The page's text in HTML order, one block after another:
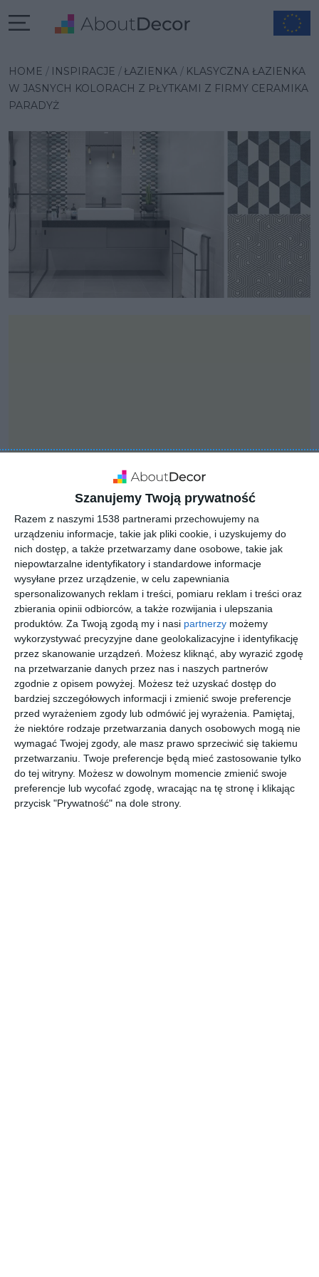
Szanujemy Twoją prywatność
Razem z naszymi 1538 partnerami przechowujemy na
urządzeniu informacje, takie jak pliki cookie, i uzyskujemy do
nich dostęp, a także przetwarzamy dane osobowe, takie jak
niepowtarzalne identyfikatory i standardowe informacje
wysyłane przez urządzenie, w celu zapewniania
spersonalizowanych reklam i treści, pomiaru reklam i treści oraz
zbierania opinii odbiorców, a także rozwijania i ulepszania
produktów. Za Twoją zgodą my i nasi partnerzy możemy
wykorzystywać precyzyjne dane geolokalizacyjne i identyfikację
przez skanowanie urządzeń. Możesz kliknąć, aby wyrazić zgodę
na przetwarzanie danych przez nas i naszych partnerów
zgodnie z opisem powyżej. Możesz też uzyskać dostęp do
bardziej szczegółowych informacji i zmienić swoje preferencje
przed wyrażeniem zgody lub odmówić jej wyrażenia.
Pamiętaj,
że niektóre rodzaje przetwarzania danych osobowych mogą nie
wymagać Twojej zgody, ale masz prawo sprzeciwić się takiemu
przetwarzaniu. Twoje preferencje będą mieć zastosowanie tylko
do tej witryny. Możesz w dowolnym momencie zmienić swoje
preferencje lub wycofać zgodę, wracając na tę stronę i klikając
przycisk "Prywatność" na dole strony.
HOME INSPIRACJE ŁAZIENKA
KLASYCZNA ŁAZIENKA
W JASNYCH KOLORACH Z PŁYTKAMI Z FIRMY CERAMIKA
PARADYŻ
INSPIRACJA
Klasyczna łazienka w
jasnych kolorach z
płytkami z firmy
Ceramika Paradyż
Aranżacja klasycznej łazienki w jasnych kolorach z płytkami z
firmy Ceramika Paradyż.
AUTOR:Ceramika Paradyż Sp. z o.o.
DODAJ DO ULUBIONYCH
UDOSTĘPNIJ